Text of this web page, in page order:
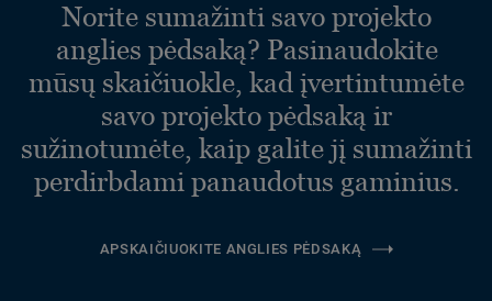
Norite sumažinti savo projekto
anglies pėdsaką? Pasinaudokite
mūsų skaičiuokle, kad įvertintumėte
savo projekto pėdsaką ir
sužinotumėte, kaip galite jį sumažinti
perdirbdami panaudotus gaminius.
APSKAIČIUOKITE ANGLIES PĖDSAKĄ